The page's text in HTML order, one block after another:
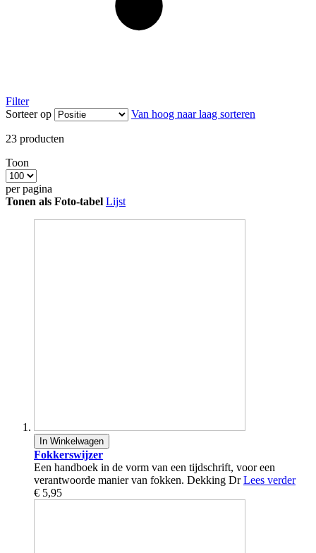
Filter
Sorteer op
Van hoog naar laag sorteren
23 producten
Toon
per pagina
Tonen als Foto-tabel Lijst
In Winkelwagen
Fokkerswijzer
Een handboek in de vorm van een tijdschrift, voor een
verantwoorde manier van fokken. Dekking DrLees verder
€ 5,95